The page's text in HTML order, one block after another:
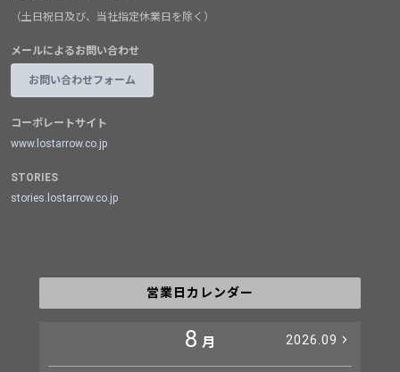
（土日祝日及び、当社指定休業日を除く）
メールによるお問い合わせ
お問い合わせフォーム
コーポレートサイト
www.lostarrow.co.jp
STORIES
stories.lostarrow.co.jp
営業日カレンダー
8 月 2026.09